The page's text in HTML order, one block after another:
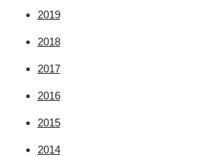
2019
2018
2017
2016
2015
2014